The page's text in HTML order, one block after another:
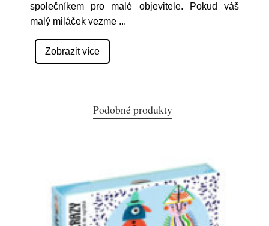
společníkem pro malé objevitele. Pokud váš
malý miláček vezme ...
Zobrazit více
Podobné produkty